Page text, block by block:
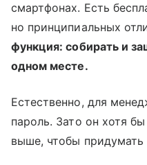
смартфонах. Есть
но принципиальных
функция: собирать и
одном месте.
Естественно, для
пароль. Зато он хотя
выше, чтобы